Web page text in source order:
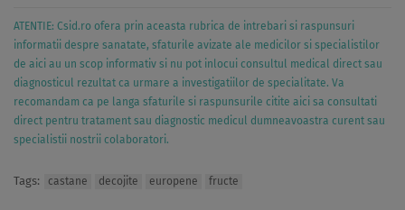
ATENTIE: Csid.ro ofera prin aceasta rubrica de intrebari si raspunsuri
informatii despre sanatate, sfaturile avizate ale medicilor si specialistilor
de aici au un scop informativ si nu pot inlocui consultul medical direct sau
diagnosticul rezultat ca urmare a investigatiilor de specialitate. Va
recomandam ca pe langa sfaturile si raspunsurile citite aici sa consultati
direct pentru tratament sau diagnostic medicul dumneavoastra curent sau
specialistii nostrii colaboratori.
Tags: castane decojite europene fructe